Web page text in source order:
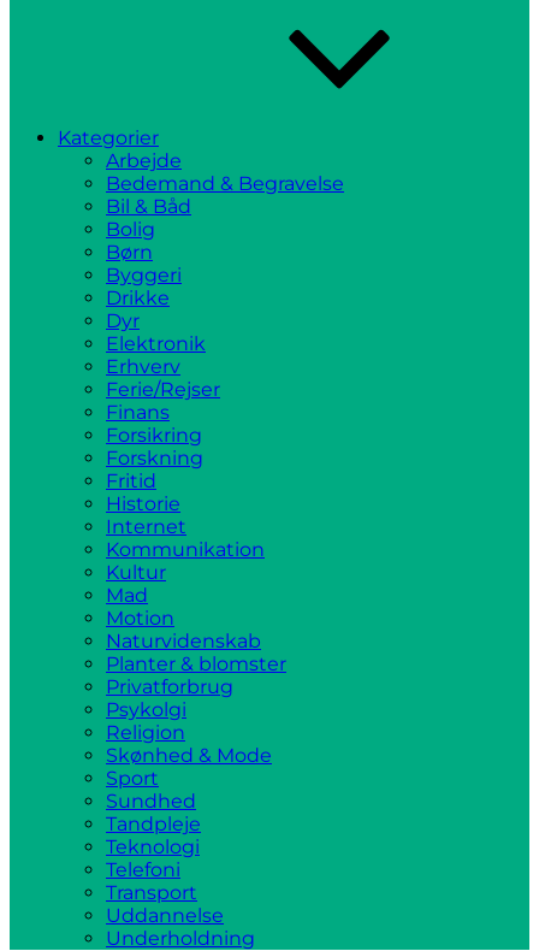
Kategorier
Arbejde
Bedemand & Begravelse
Bil & Båd
Bolig
Børn
Byggeri
Drikke
Dyr
Elektronik
Erhverv
Ferie/Rejser
Finans
Forsikring
Forskning
Fritid
Historie
Internet
Kommunikation
Kultur
Mad
Motion
Naturvidenskab
Planter & blomster
Privatforbrug
Psykolgi
Religion
Skønhed & Mode
Sport
Sundhed
Tandpleje
Teknologi
Telefoni
Transport
Uddannelse
Underholdning